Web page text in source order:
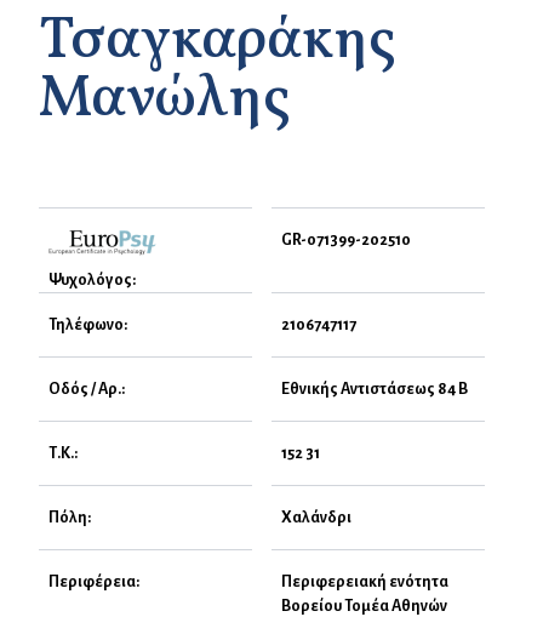
Τσαγκαράκης
Μανώλης
Ψυχολόγος:
GR-071399-202510
Τηλέφωνο: 2106747117
Οδός / Αρ.: Εθνικής Αντιστάσεως 84 Β
Τ.Κ.: 152 31
Πόλη: Χαλάνδρι
Περιφέρεια:
Περιφερειακή ενότητα
Βορείου Τομέα Αθηνών